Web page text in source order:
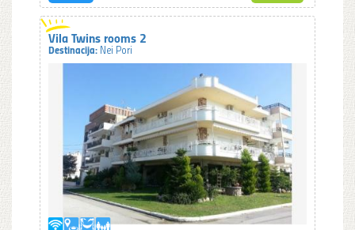
Vila Twins rooms 2
Destinacija: Nei Pori